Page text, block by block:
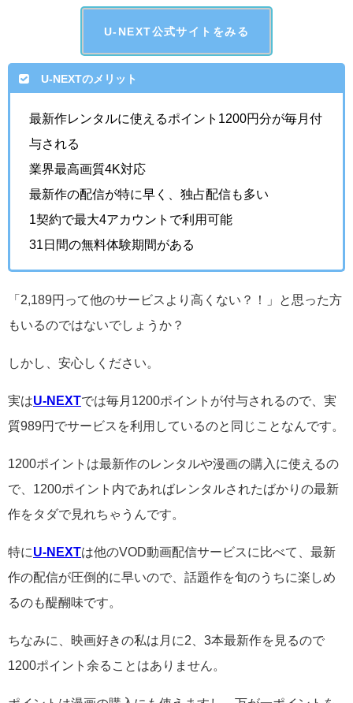
U-NEXT公式サイトをみる
U-NEXTのメリット
最新作レンタルに使えるポイント1200円分が毎月付
与される
業界最高画質4K対応
最新作の配信が特に早く、独占配信も多い
1契約で最大4アカウントで利用可能
31日間の無料体験期間がある
「2,189円って他のサービスより高くない？！」と思った方
もいるのではないでしょうか？
しかし、安心しください。
実はU-NEXTでは毎月1200ポイントが付与されるので、実
質989円でサービスを利用しているのと同じことなんです。
1200ポイントは最新作のレンタルや漫画の購入に使えるの
で、1200ポイント内であればレンタルされたばかりの最新
作をタダで見れちゃうんです。
特にU-NEXTは他のVOD動画配信サービスに比べて、最新
作の配信が圧倒的に早いので、話題作を旬のうちに楽しめ
るのも醍醐味です。
ちなみに、映画好きの私は月に2、3本最新作を見るので
1200ポイント余ることはありません。